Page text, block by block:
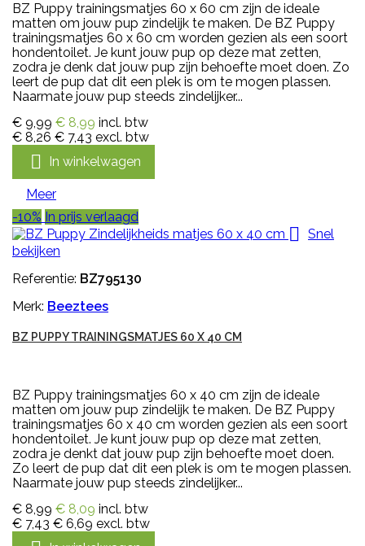
BZ Puppy trainingsmatjes 60 x 60 cm zijn de ideale
matten om jouw pup zindelijk te maken. De BZ Puppy
trainingsmatjes 60 x 60 cm worden gezien als een soort
hondentoilet. Je kunt jouw pup op deze mat zetten,
zodra je denk dat jouw pup zijn behoefte moet doen. Zo
leert de pup dat dit een plek is om te mogen plassen.
Naarmate jouw pup steeds zindelijker...
€ 9,99 € 8,99 incl. btw
€ 8,26 € 7,43 excl. btw
 In winkelwagen
Meer
-10% In prijs verlaagd

Snel
bekijken
Referentie: BZ795130
Merk: Beeztees
BZ PUPPY TRAININGSMATJES 60 X 40 CM
BZ Puppy trainingsmatjes 60 x 40 cm zijn de ideale
matten om jouw pup zindelijk te maken. De BZ Puppy
trainingsmatjes 60 x 40 cm worden gezien als een soort
hondentoilet. Je kunt jouw pup op deze mat zetten,
zodra je denkt dat jouw pup zijn behoefte moet doen.
Zo leert de pup dat dit een plek is om te mogen plassen.
Naarmate jouw pup steeds zindelijker...
€ 8,99 € 8,09 incl. btw
€ 7,43 € 6,69 excl. btw